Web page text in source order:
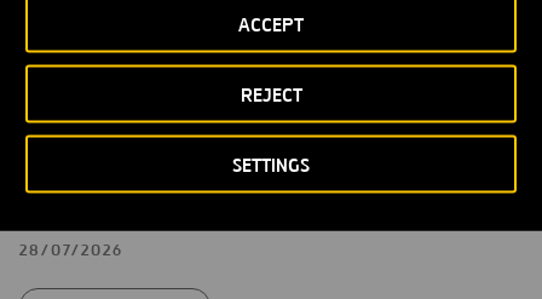
SETTINGS
REJECT
ACCEPT
31/07/2026
Ferrovial remite nota de prensa relativa a los
28/07/2026